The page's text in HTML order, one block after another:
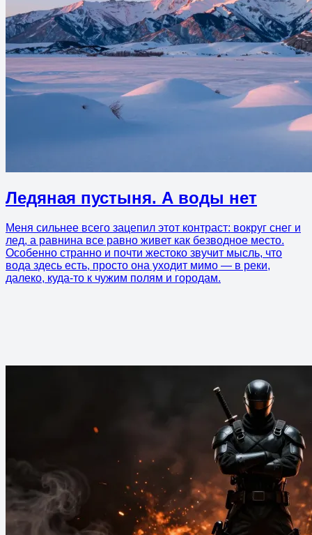
Ледяная пустыня. А воды нет
Меня сильнее всего зацепил этот контраст: вокруг снег и
лед, а равнина все равно живет как безводное место.
Особенно странно и почти жестоко звучит мысль, что
вода здесь есть, просто она уходит мимо — в реки,
далеко, куда-то к чужим полям и городам.